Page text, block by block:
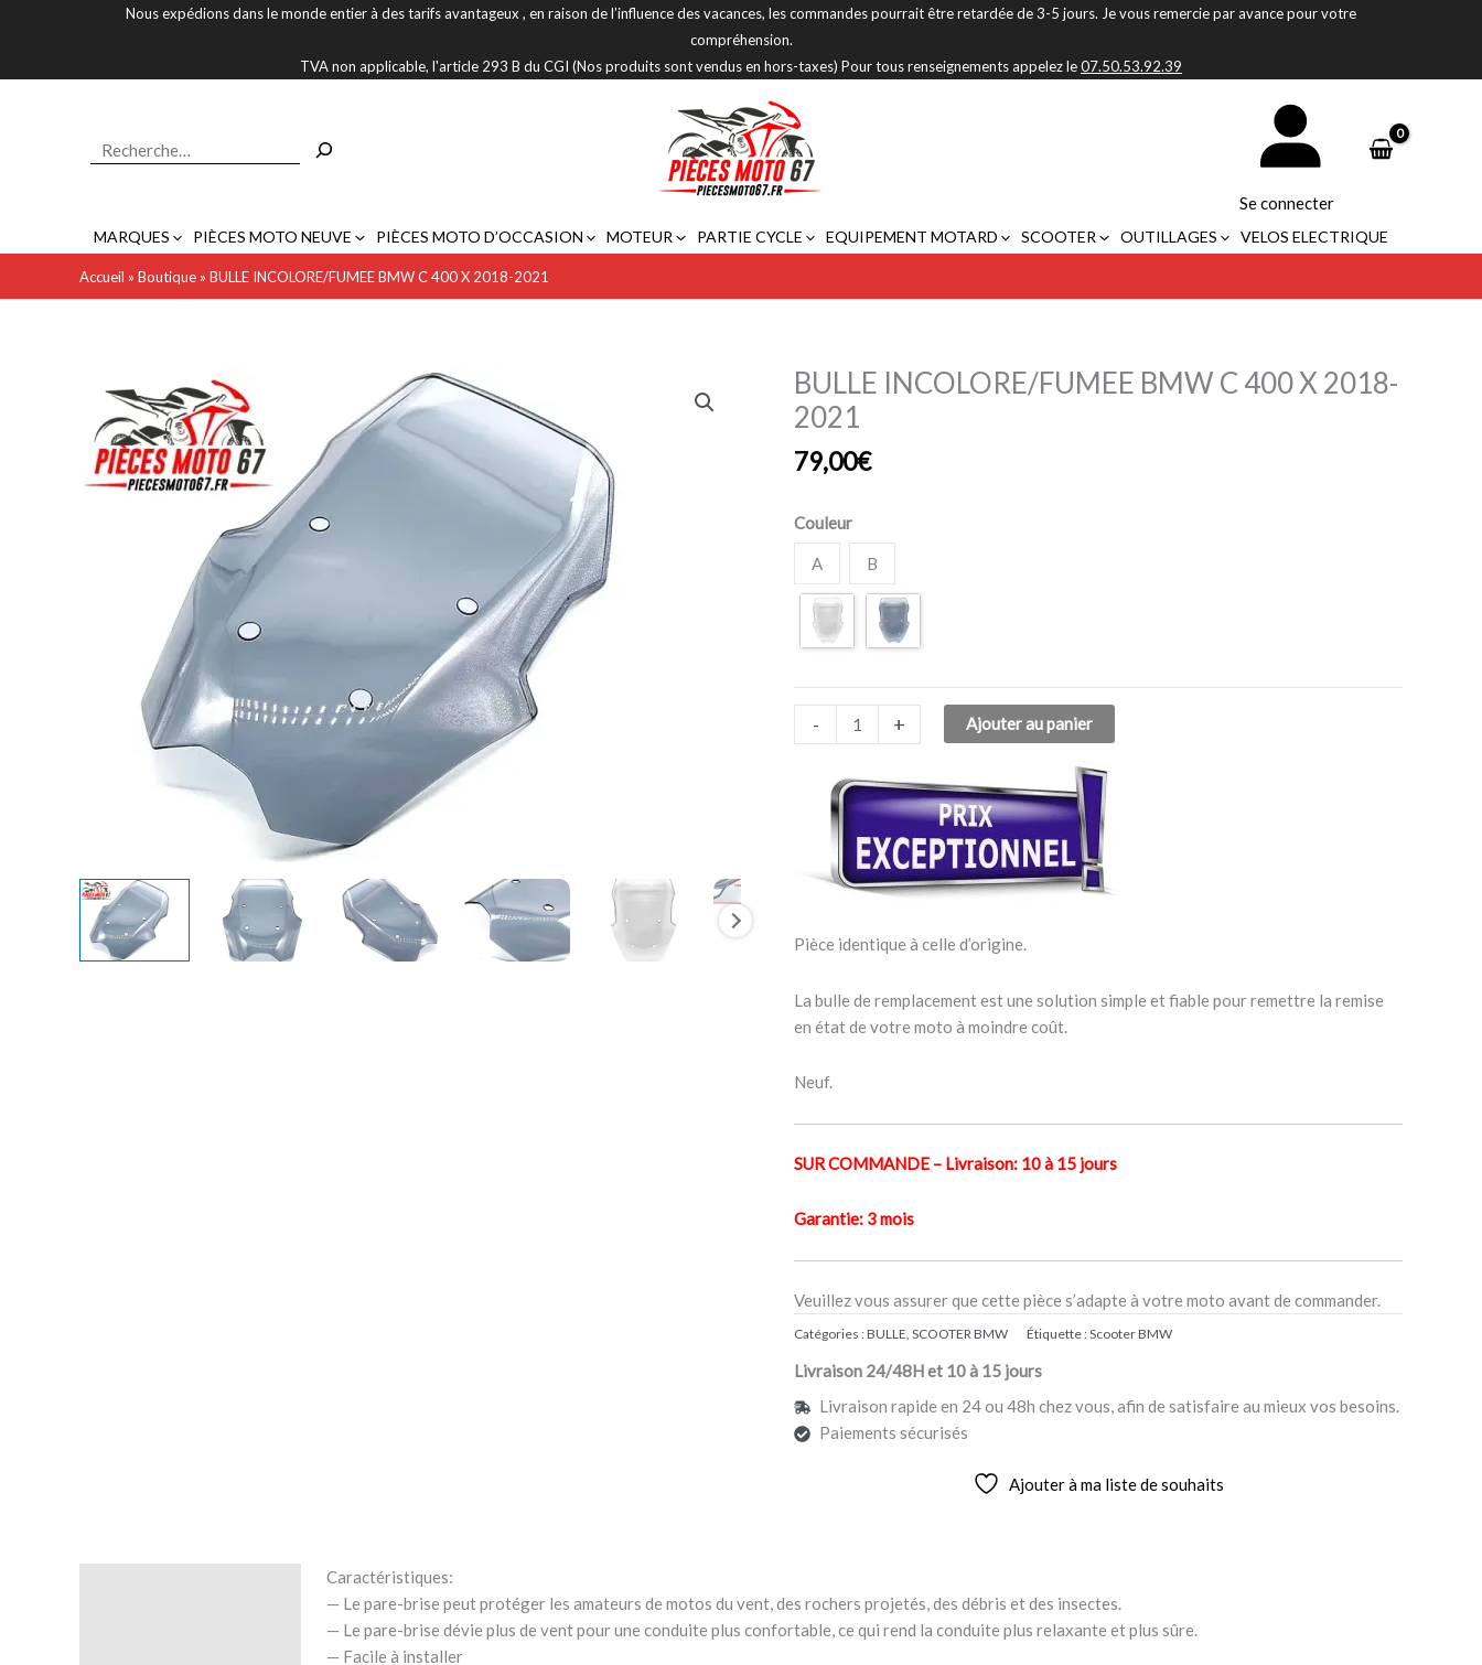
Nous expédions dans le monde entier à des tarifs avantageux , en raison de l’influence des vacances, les commandes pourrait être retardée de 3-5 jours. Je vous remercie par avance pour votre
compréhension.
TVA non applicable, l'article 293 B du CGI (Nos produits sont vendus en hors-taxes) Pour tous renseignements appelez le07.50.53.92.39
Se connecter
MARQUES PIÈCES MOTO NEUVE PIÈCES MOTO D’OCCASION MOTEUR PARTIE CYCLE EQUIPEMENT MOTARD SCOOTER OUTILLAGES VELOS ELECTRIQUE
Accueil » Boutique » BULLE INCOLORE/FUMEE BMW C 400 X 2018-2021
BULLE INCOLORE/FUMEE BMW C 400 X 2018-
2021
79,00€
Couleur
A B
-
quantité
de
BULLE
INCOLORE/FUMEE
2018-
2021
+ Ajouter au panier
Pièce identique à celle d’origine.
La bulle de remplacement est une solution simple et fiable pour remettre la remise
en état de votre moto à moindre coût.
Neuf.
SUR COMMANDE – Livraison: 10 à 15 jours
Garantie: 3 mois
Veuillez vous assurer que cette pièce s’adapte à votre moto avant de commander.
Catégories :BULLE SCOOTER BMW Étiquette :Scooter BMW
Livraison 24/48H et 10 à 15 jours
Livraison rapide en 24 ou 48h chez vous, afin de satisfaire au mieux vos besoins.
Paiements sécurisés
Ajouter à ma liste de souhaits
Caractéristiques:
— Le pare-brise peut protéger les amateurs de motos du vent, des rochers projetés, des débris et des insectes.
— Le pare-brise dévie plus de vent pour une conduite plus confortable, ce qui rend la conduite plus relaxante et plus sûre.
— Facile à installer